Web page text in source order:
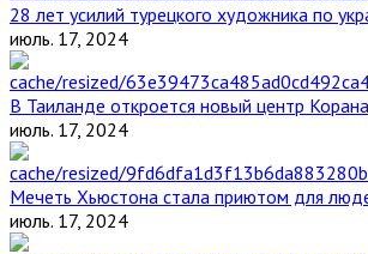
28 лет усилий турецкого художника по
июль. 17, 2024
В Таиланде откроется новый центр Корана
июль. 17, 2024
Мечеть Хьюстона стала приютом для
июль. 17, 2024